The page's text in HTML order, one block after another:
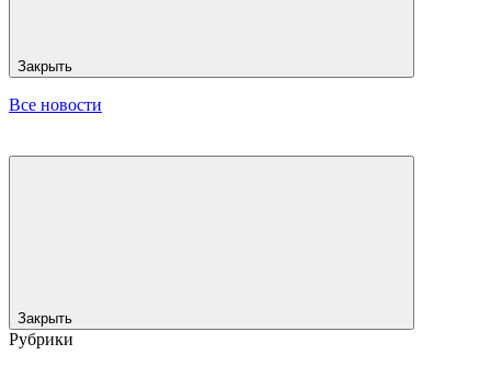
Закрыть
Все новости
Закрыть
Рубрики